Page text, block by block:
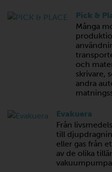
Pick &
Många
och
skrivare,
andra
Evakuera
Från
till
eller gas från
av de olika